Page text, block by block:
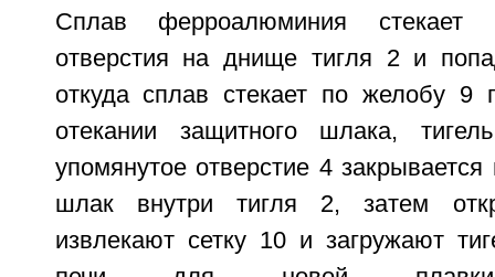
Сплав ферроалюминия стекает
отверстия на днище тигля 2 и
откуда сплав стекает по желобу 9
отекании защитного шлака,
упомянутое отверстие 4
шлак внутри тигля 2, затем
извлекают сетку 10 и загружают